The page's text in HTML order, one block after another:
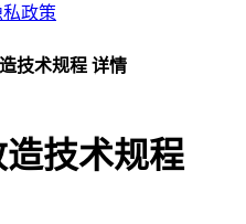
私政策
技术规程 详情
技术规程